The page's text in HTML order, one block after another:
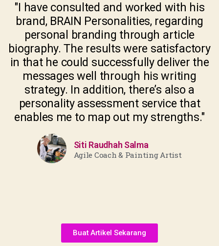
"I have consulted and worked with his
brand, BRAIN Personalities, regarding
personal branding through article
biography. The results were satisfactory
in that he could successfully deliver the
messages well through his writing
strategy. In addition, there’s also a
personality assessment service that
enables me to map out my strengths."
Siti Raudhah Salma
Agile Coach & Painting Artist
Buat Artikel Sekarang